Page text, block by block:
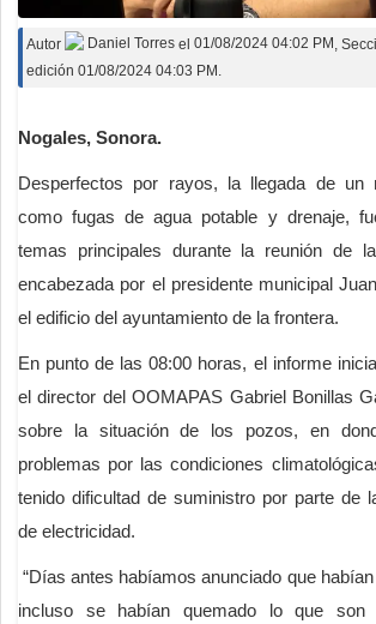
Autor Daniel Torres el 01/08/2024 04:02 PM ,
edición 01/08/2024 04:03 PM.
Nogales, Sonora.
Desperfectos por rayos, la llegada de un
como fugas de agua potable y drenaje,
temas principales durante la reunión de
encabezada por el presidente municipal
el edificio del ayuntamiento de la frontera.
En punto de las 08:00 horas, el informe
el director del OOMAPAS Gabriel Bonillas
sobre la situación de los pozos, en
problemas por las condiciones
tenido dificultad de suministro por parte de
de electricidad.
“Días antes habíamos anunciado que
incluso se habían quemado lo que son